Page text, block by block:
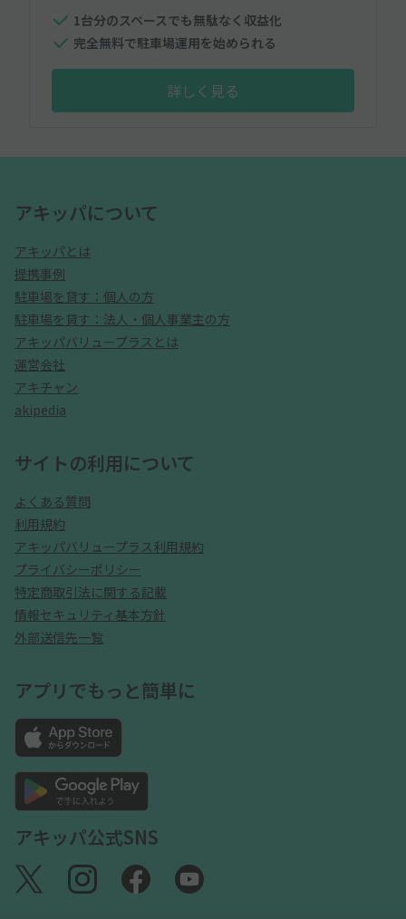
1台分のスペースでも無駄なく収益化
完全無料で駐車場運用を始められる
詳しく見る
アキッパについて
アキッパとは
提携事例
駐車場を貸す：個人の方
駐車場を貸す：法人・個人事業主の方
アキッパバリュープラスとは
運営会社
アキチャン
akipedia
サイトの利用について
よくある質問
利用規約
アキッパバリュープラス利用規約
プライバシーポリシー
特定商取引法に関する記載
情報セキュリティ基本方針
外部送信先一覧
アプリでもっと簡単に
アキッパ公式SNS